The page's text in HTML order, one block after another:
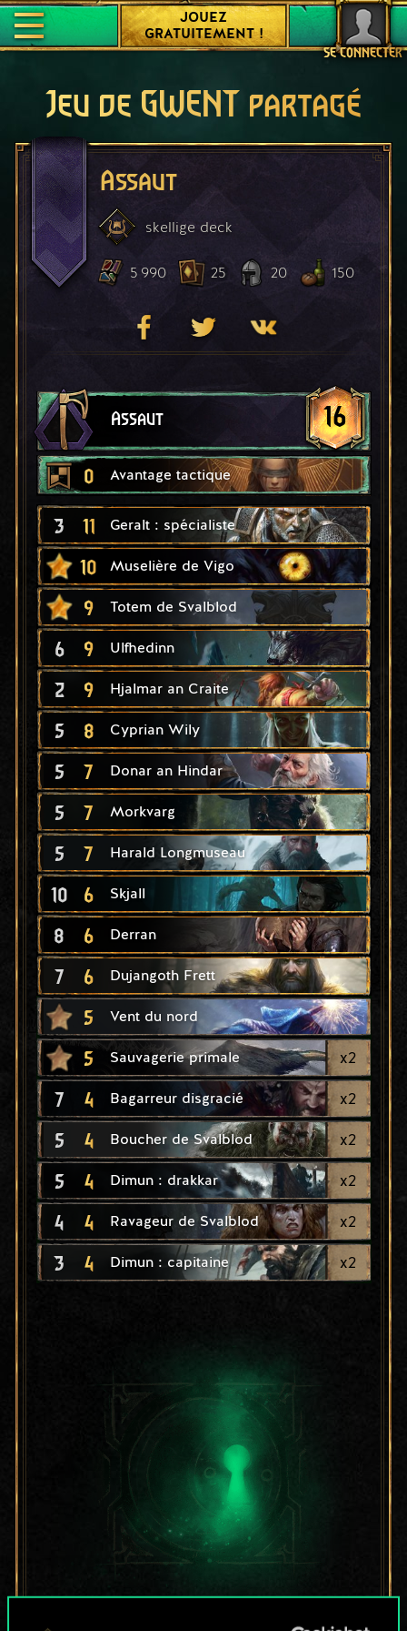
SE CONNECTER
JOUEZ
GRATUITEMENT !
Jeu de GWENT partagé
Assaut
skellige deck
5 990 25 20 150
Assaut 16
0 Avantage tactique
3 11 Geralt : spécialiste
10 Muselière de Vigo
9 Totem de Svalblod
6 9 Ulfhedinn
2 9 Hjalmar an Craite
5 8 Cyprian Wily
5 7 Donar an Hindar
5 7 Morkvarg
5 7 Harald Longmuseau
10 6 Skjall
8 6 Derran
7 6 Dujangoth Frett
5 Vent du nord
5 Sauvagerie primale x2
7 4 Bagarreur disgracié x2
5 4 Boucher de Svalblod x2
5 4 Dimun : drakkar x2
4 4 Ravageur de Svalblod x2
3 4 Dimun : capitaine x2
Pour l'instant, ce